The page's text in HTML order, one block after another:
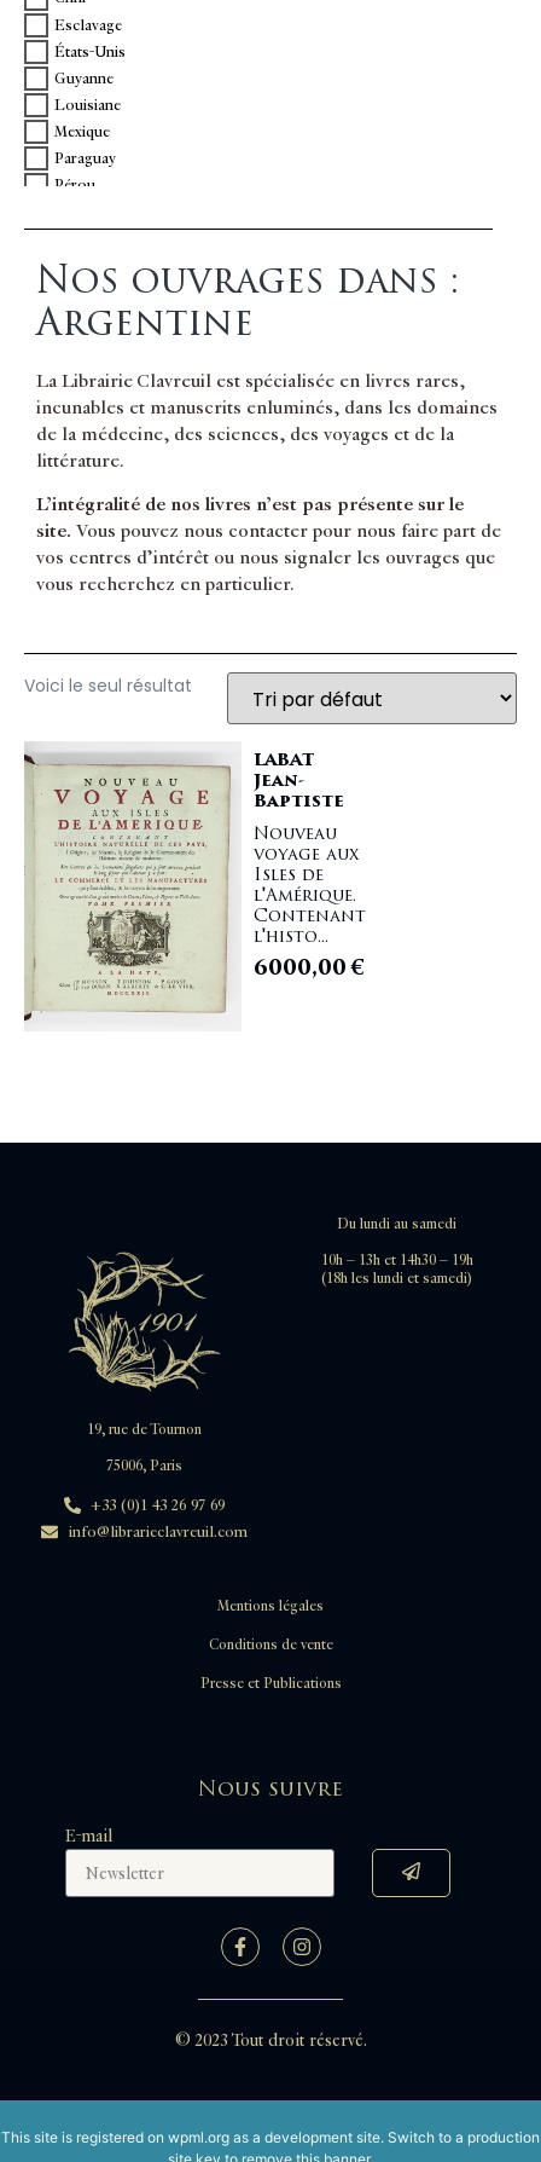
Esclavage
États-Unis
Guyanne
Louisiane
Mexique
Paraguay
Pérou
Nos ouvrages dans :
Argentine
La Librairie Clavreuil est spécialisée en livres rares,
incunables et manuscrits enluminés, dans les domaines
de la médecine, des sciences, des voyages et de la
littérature.
L’intégralité de nos livres n’est pas présente sur le
site. Vous pouvez nous contacter pour nous faire part de
vos centres d’intérêt ou nous signaler les ouvrages que
vous recherchez en particulier.
Voici le seul résultat
LABAT
Jean-
Baptiste
Nouveau
voyage aux
Isles de
l'Amérique.
Contenant
l'histo...
6000,00€
Du lundi au samedi
10h – 13h et 14h30 – 19h
(18h les lundi et samedi)
19, rue de Tournon
75006, Paris
+33 (0)1 43 26 97 69
info@librarieclavreuil.com
Mentions légales
Conditions de vente
Presse et Publications
Nous suivre
E-mail
© 2023 Tout droit réservé.
This site is registered on wpml.org as a development site. Switch to a production